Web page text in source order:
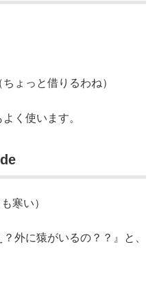
ょっと借りるわね）
く使います。
寒い）
外に猿がいるの？？』と、